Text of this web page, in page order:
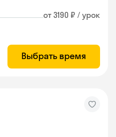
от 3190 ₽ / урок
Выбрать время